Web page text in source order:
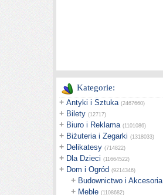
Kategorie:
+ Antyki i Sztuka (2467660)
+ Bilety (12717)
+ Biuro i Reklama (1101086)
+ Biżuteria i Zegarki (1318033)
+ Delikatesy (714822)
+ Dla Dzieci (11664522)
+ Dom i Ogród (9214346)
+ Budownictwo i Akcesoria
+ Meble (1108682)